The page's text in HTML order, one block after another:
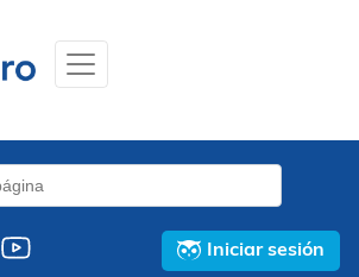
Iniciar sesión